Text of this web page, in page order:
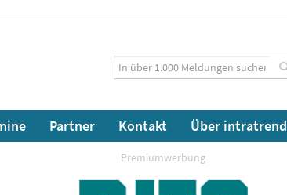
Partner Kontakt Über intratrend
Premiumwerbung